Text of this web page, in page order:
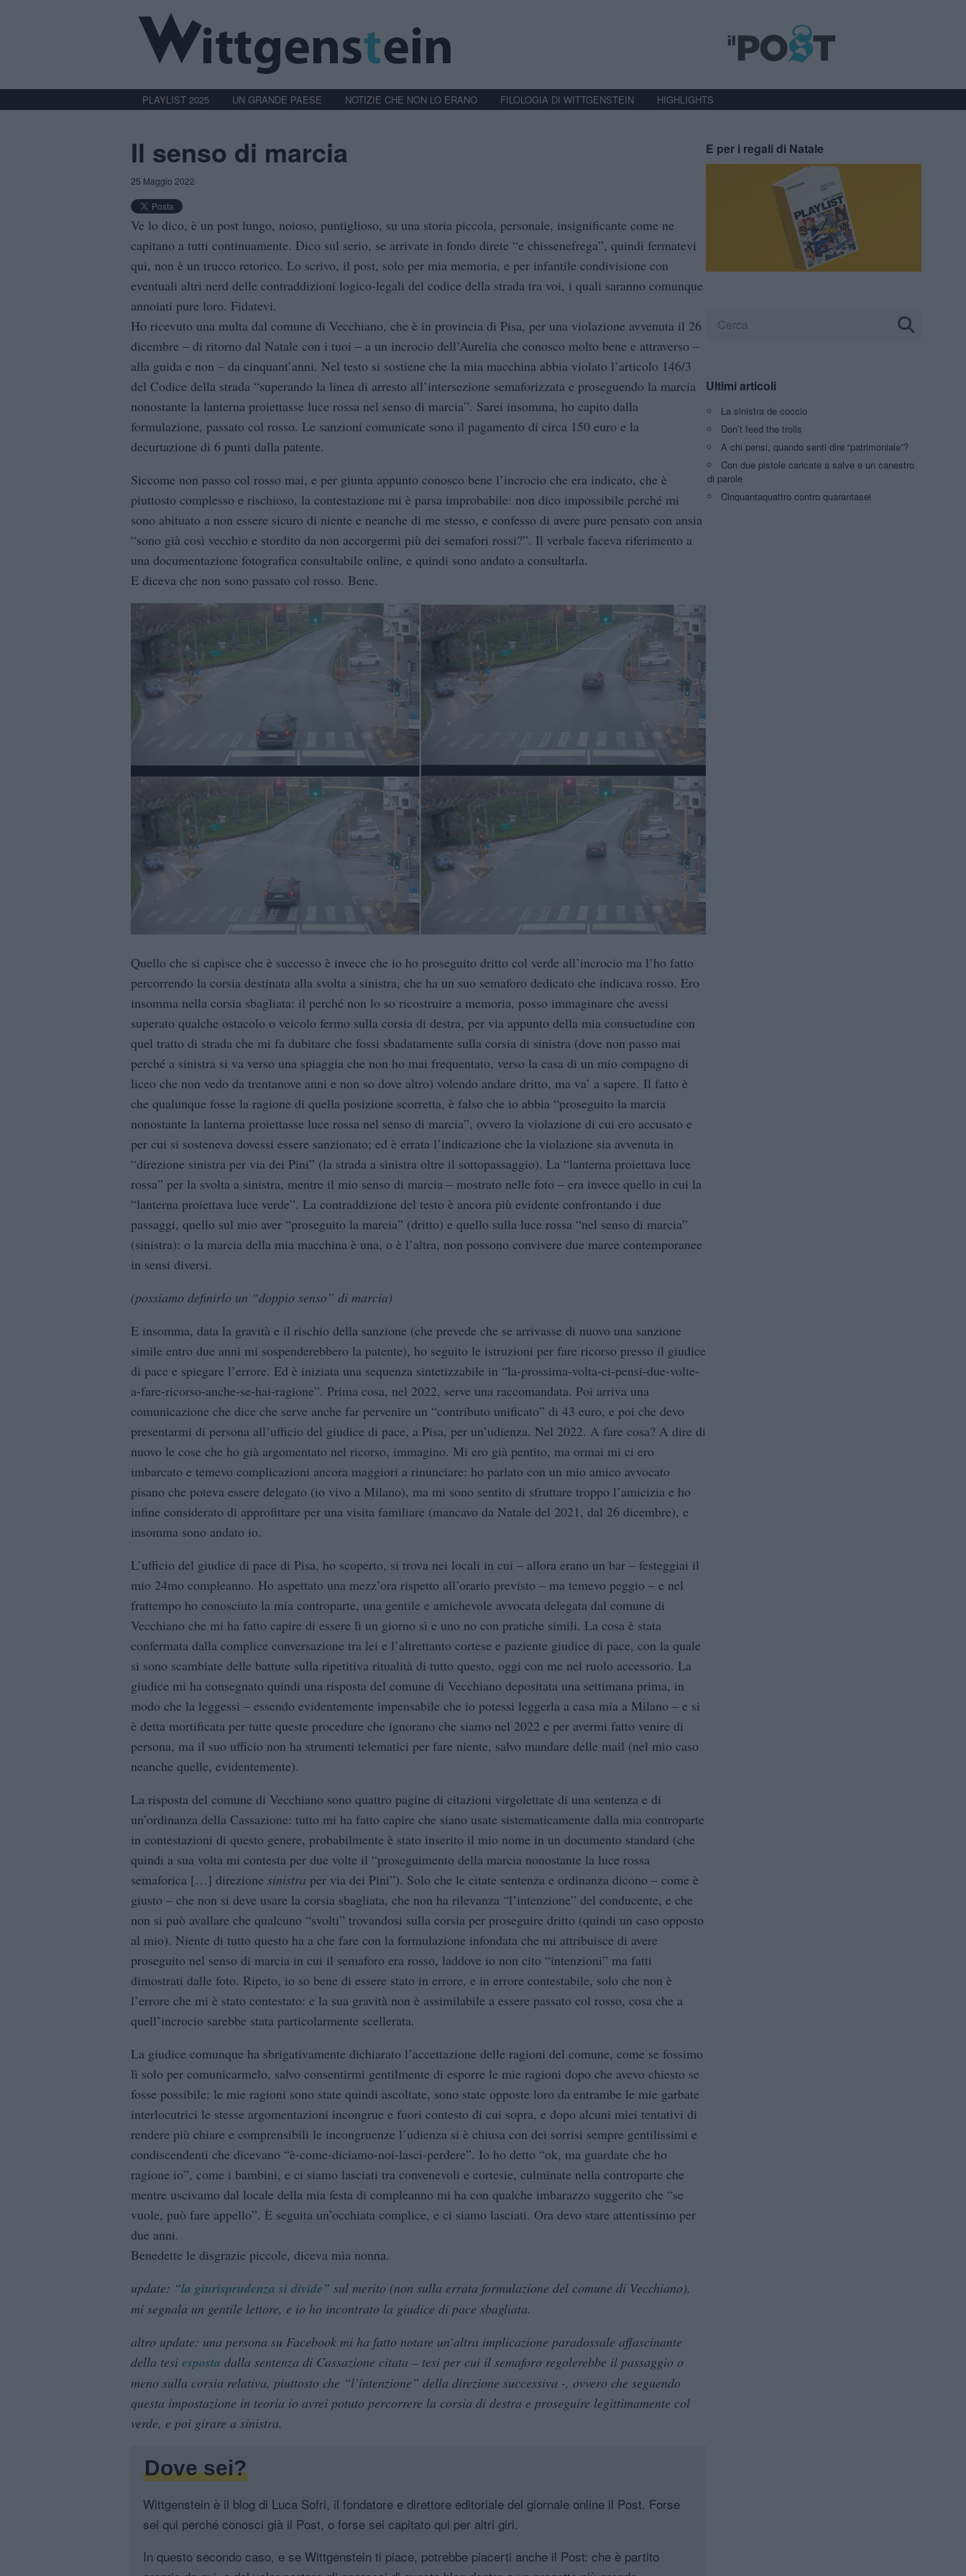
PLAYLIST 2025 UN GRANDE PAESE NOTIZIE CHE NON LO ERANO FILOLOGIA DI WITTGENSTEIN HIGHLIGHTS
Il senso di marcia
25 Maggio 2022
Ve lo dico, è un post lungo, noioso, puntiglioso, su una storia piccola, personale, insignificante come ne
capitano a tutti continuamente. Dico sul serio, se arrivate in fondo direte “e chissenefrega”, quindi fermatevi
qui, non è un trucco retorico. Lo scrivo, il post, solo per mia memoria, e per infantile condivisione con
eventuali altri nerd delle contraddizioni logico-legali del codice della strada tra voi, i quali saranno comunque
annoiati pure loro. Fidatevi.
Ho ricevuto una multa dal comune di Vecchiano, che è in provincia di Pisa, per una violazione avvenuta il 26
dicembre – di ritorno dal Natale con i tuoi – a un incrocio dell’Aurelia che conosco molto bene e attraverso –
alla guida e non – da cinquant’anni. Nel testo si sostiene che la mia macchina abbia violato l’articolo 146/3
del Codice della strada “superando la linea di arresto all’intersezione semaforizzata e proseguendo la marcia
nonostante la lanterna proiettasse luce rossa nel senso di marcia”. Sarei insomma, ho capito dalla
formulazione, passato col rosso. Le sanzioni comunicate sono il pagamento di circa 150 euro e la
decurtazione di 6 punti dalla patente.
Siccome non passo col rosso mai, e per giunta appunto conosco bene l’incrocio che era indicato, che è
piuttosto complesso e rischioso, la contestazione mi è parsa improbabile: non dico impossibile perché mi
sono abituato a non essere sicuro di niente e neanche di me stesso, e confesso di avere pure pensato con ansia
“sono già così vecchio e stordito da non accorgermi più dei semafori rossi?”. Il verbale faceva riferimento a
una documentazione fotografica consultabile online, e quindi sono andato a consultarla.
E diceva che non sono passato col rosso. Bene.
Quello che si capisce che è successo è invece che io ho proseguito dritto col verde all’incrocio ma l’ho fatto
percorrendo la corsia destinata alla svolta a sinistra, che ha un suo semaforo dedicato che indicava rosso. Ero
insomma nella corsia sbagliata: il perché non lo so ricostruire a memoria, posso immaginare che avessi
superato qualche ostacolo o veicolo fermo sulla corsia di destra, per via appunto della mia consuetudine con
quel tratto di strada che mi fa dubitare che fossi sbadatamente sulla corsia di sinistra (dove non passo mai
perché a sinistra si va verso una spiaggia che non ho mai frequentato, verso la casa di un mio compagno di
liceo che non vedo da trentanove anni e non so dove altro) volendo andare dritto, ma va’ a sapere. Il fatto è
che qualunque fosse la ragione di quella posizione scorretta, è falso che io abbia “proseguito la marcia
nonostante la lanterna proiettasse luce rossa nel senso di marcia”, ovvero la violazione di cui ero accusato e
per cui si sosteneva dovessi essere sanzionato; ed è errata l’indicazione che la violazione sia avvenuta in
“direzione sinistra per via dei Pini” (la strada a sinistra oltre il sottopassaggio). La “lanterna proiettava luce
rossa” per la svolta a sinistra, mentre il mio senso di marcia – mostrato nelle foto – era invece quello in cui la
“lanterna proiettava luce verde”. La contraddizione del testo è ancora più evidente confrontando i due
passaggi, quello sul mio aver “proseguito la marcia” (dritto) e quello sulla luce rossa “nel senso di marcia”
(sinistra): o la marcia della mia macchina è una, o è l’altra, non possono convivere due marce contemporanee
in sensi diversi.
(possiamo definirlo un “doppio senso” di marcia)
E insomma, data la gravità e il rischio della sanzione (che prevede che se arrivasse di nuovo una sanzione
simile entro due anni mi sospenderebbero la patente), ho seguito le istruzioni per fare ricorso presso il giudice
di pace e spiegare l’errore. Ed è iniziata una sequenza sintetizzabile in “la-prossima-volta-ci-pensi-due-volte-
a-fare-ricorso-anche-se-hai-ragione”. Prima cosa, nel 2022, serve una raccomandata. Poi arriva una
comunicazione che dice che serve anche far pervenire un “contributo unificato” di 43 euro, e poi che devo
presentarmi di persona all’ufficio del giudice di pace, a Pisa, per un’udienza. Nel 2022. A fare cosa? A dire di
nuovo le cose che ho già argomentato nel ricorso, immagino. Mi ero già pentito, ma ormai mi ci ero
imbarcato e temevo complicazioni ancora maggiori a rinunciare: ho parlato con un mio amico avvocato
pisano che poteva essere delegato (io vivo a Milano), ma mi sono sentito di sfruttare troppo l’amicizia e ho
infine considerato di approfittare per una visita familiare (mancavo da Natale del 2021, dal 26 dicembre), e
insomma sono andato io.
L’ufficio del giudice di pace di Pisa, ho scoperto, si trova nei locali in cui – allora erano un bar – festeggiai il
mio 24mo compleanno. Ho aspettato una mezz’ora rispetto all’orario previsto – ma temevo peggio – e nel
frattempo ho conosciuto la mia controparte, una gentile e amichevole avvocata delegata dal comune di
Vecchiano che mi ha fatto capire di essere lì un giorno sì e uno no con pratiche simili. La cosa è stata
confermata dalla complice conversazione tra lei e l’altrettanto cortese e paziente giudice di pace, con la quale
si sono scambiate delle battute sulla ripetitiva ritualità di tutto questo, oggi con me nel ruolo accessorio. La
giudice mi ha consegnato quindi una risposta del comune di Vecchiano depositata una settimana prima, in
modo che la leggessi – essendo evidentemente impensabile che io potessi leggerla a casa mia a Milano – e si
è detta mortificata per tutte queste procedure che ignorano che siamo nel 2022 e per avermi fatto venire di
persona, ma il suo ufficio non ha strumenti telematici per fare niente, salvo mandare delle mail (nel mio caso
neanche quelle, evidentemente).
La risposta del comune di Vecchiano sono quattro pagine di citazioni virgolettate di una sentenza e di
un’ordinanza della Cassazione: tutto mi ha fatto capire che siano usate sistematicamente dalla mia controparte
in contestazioni di questo genere, probabilmente è stato inserito il mio nome in un documento standard (che
quindi a sua volta mi contesta per due volte il “proseguimento della marcia nonostante la luce rossa
semaforica […] direzione sinistra per via dei Pini”). Solo che le citate sentenza e ordinanza dicono – come è
giusto – che non si deve usare la corsia sbagliata, che non ha rilevanza “l’intenzione” del conducente, e che
non si può avallare che qualcuno “svolti” trovandosi sulla corsia per proseguire dritto (quindi un caso opposto
al mio). Niente di tutto questo ha a che fare con la formulazione infondata che mi attribuisce di avere
proseguito nel senso di marcia in cui il semaforo era rosso, laddove io non cito “intenzioni” ma fatti
dimostrati dalle foto. Ripeto, io so bene di essere stato in errore, e in errore contestabile, solo che non è
l’errore che mi è stato contestato: e la sua gravità non è assimilabile a essere passato col rosso, cosa che a
quell’incrocio sarebbe stata particolarmente scellerata.
La giudice comunque ha sbrigativamente dichiarato l’accettazione delle ragioni del comune, come se fossimo
lì solo per comunicarmelo, salvo consentirmi gentilmente di esporre le mie ragioni dopo che avevo chiesto se
fosse possibile: le mie ragioni sono state quindi ascoltate, sono state opposte loro da entrambe le mie garbate
interlocutrici le stesse argomentazioni incongrue e fuori contesto di cui sopra, e dopo alcuni miei tentativi di
rendere più chiare e comprensibili le incongruenze l’udienza si è chiusa con dei sorrisi sempre gentilissimi e
condiscendenti che dicevano “è-come-diciamo-noi-lasci-perdere”. Io ho detto “ok, ma guardate che ho
ragione io”, come i bambini, e ci siamo lasciati tra convenevoli e cortesie, culminate nella controparte che
mentre uscivamo dal locale della mia festa di compleanno mi ha con qualche imbarazzo suggerito che “se
vuole, può fare appello”. È seguita un’occhiata complice, e ci siamo lasciati. Ora devo stare attentissimo per
due anni.
Benedette le disgrazie piccole, diceva mia nonna.
update: “la giurisprudenza si divide” sul merito (non sulla errata formulazione del comune di Vecchiano),
mi segnala un gentile lettore, e io ho incontrato la giudice di pace sbagliata.
altro update: una persona su Facebook mi ha fatto notare un’altra implicazione paradossale affascinante
della tesi esposta dalla sentenza di Cassazione citata – tesi per cui il semaforo regolerebbe il passaggio o
meno sulla corsia relativa, piuttosto che “l’intenzione” della direzione successiva -, ovvero che seguendo
questa impostazione in teoria io avrei potuto percorrere la corsia di destra e proseguire legittimamente col
verde, e poi girare a sinistra.
Dove sei?
Wittgenstein è il blog di Luca Sofri, il fondatore e direttore editoriale del giornale online il Post. Forse
sei qui perché conosci già il Post, o forse sei capitato qui per altri giri.
In questo secondo caso, e se Wittgenstein ti piace, potrebbe piacerti anche il Post: che è partito
E per i regali di Natale
Ultimi articoli
La sinistra de coccio
Don’t feed the trolls
A chi pensi, quando senti dire “patrimoniale”?
Con due pistole caricate a salve e un canestro
di parole
Cinquantaquattro contro quarantasei